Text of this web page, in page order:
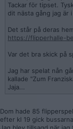
Tackar för tipset.
dit nästa gång jag är
Det står på deras
https://flipperhalle-
Var det bra skick på
Jag har spelat nån
kallade "Zum
Jaja...
Dom hade 85
efter kl 19 gick